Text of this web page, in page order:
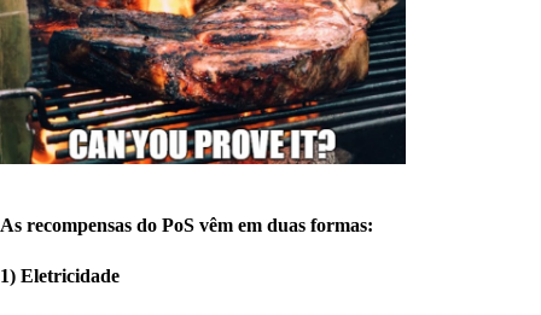
As recompensas do PoS vêm em duas formas:
1) Eletricidade